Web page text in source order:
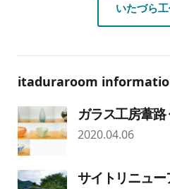
いたづら
itaduraroom
ガラス工房葦路
2020.04.06
サイトリニュー